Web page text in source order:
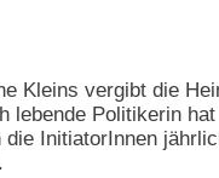
Kleins vergibt die
lebende Politikerin
die InitiatorInnen